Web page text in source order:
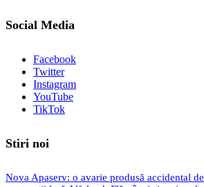
Social Media
Facebook
Twitter
Instagram
YouTube
TikTok
Stiri noi
Nova Apaserv: o avarie produsă accidental